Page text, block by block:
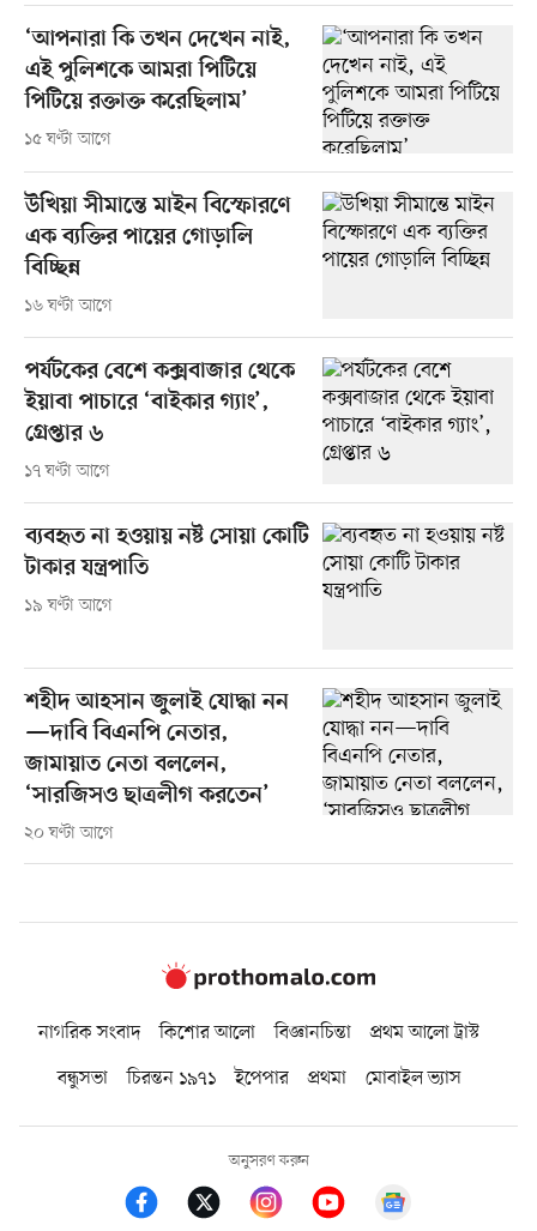
‘আপনারা কি তখন দেখেন নাই,
এই পুলিশকে আমরা পিটিয়ে
পিটিয়ে রক্তাক্ত করেছিলাম’
১৫ ঘণ্টা আগে
উখিয়া সীমান্তে মাইন বিস্ফোরণে
এক ব্যক্তির পায়ের গোড়ালি
বিচ্ছিন্ন
১৬ ঘণ্টা আগে
পর্যটকের বেশে কক্সবাজার থেকে
ইয়াবা পাচারে ‘বাইকার গ্যাং’,
গ্রেপ্তার ৬
১৭ ঘণ্টা আগে
ব্যবহৃত না হওয়ায় নষ্ট সোয়া কোটি
টাকার যন্ত্রপাতি
১৯ ঘণ্টা আগে
শহীদ আহসান জুলাই যোদ্ধা নন
—দাবি বিএনপি নেতার,
জামায়াত নেতা বললেন,
‘সারজিসও ছাত্রলীগ করতেন’
২০ ঘণ্টা আগে
নাগরিক সংবাদ কিশোর আলো বিজ্ঞানচিন্তা
প্রথম আলো ট্রাস্ট
বন্ধুসভা
চিরন্তন ১৯৭১ ইপেপার প্রথমা মোবাইল ভ্যাস
অনুসরণ করুন